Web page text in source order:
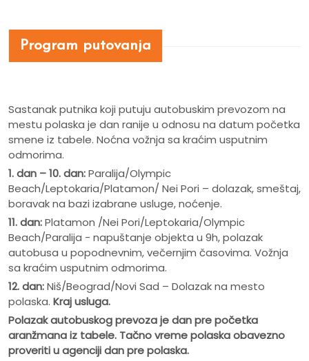
Program putovanja
Sastanak putnika koji putuju autobuskim prevozom na
mestu polaska je dan ranije u odnosu na datum početka
smene iz tabele. Noćna vožnja sa kraćim usputnim
odmorima.
1. dan – 10. dan:Paralija/Olympic
Beach/Leptokaria/Platamon/ Nei Pori – dolazak, smeštaj,
boravak na bazi izabrane usluge, noćenje.
11. dan:Platamon /Nei Pori/Leptokaria/Olympic
Beach/Paralija - napuštanje objekta u 9h, polazak
autobusa u popodnevnim, večernjim časovima. Vožnja
sa kraćim usputnim odmorima.
12. dan:Niš/Beograd/Novi Sad – Dolazak na mesto
polaska. Kraj usluga.
Polazak autobuskog prevoza je dan pre početka
aranžmana iz tabele. Tačno vreme polaska obavezno
proveriti u agenciji dan pre polaska.